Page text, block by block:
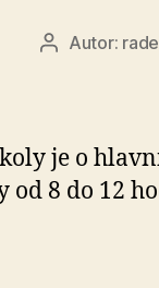
AutorAutor:
je o
od 8 do 12